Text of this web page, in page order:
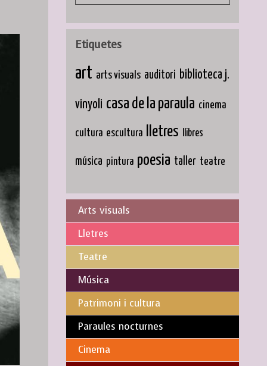
Etiquetes
art arts visuals auditori biblioteca j.
vinyoli casa de la paraula cinema
cultura escultura lletres llibres
música pintura poesia taller teatre
Arts visuals
Lletres
Teatre
Música
Patrimoni i cultura
Paraules nocturnes
Cinema